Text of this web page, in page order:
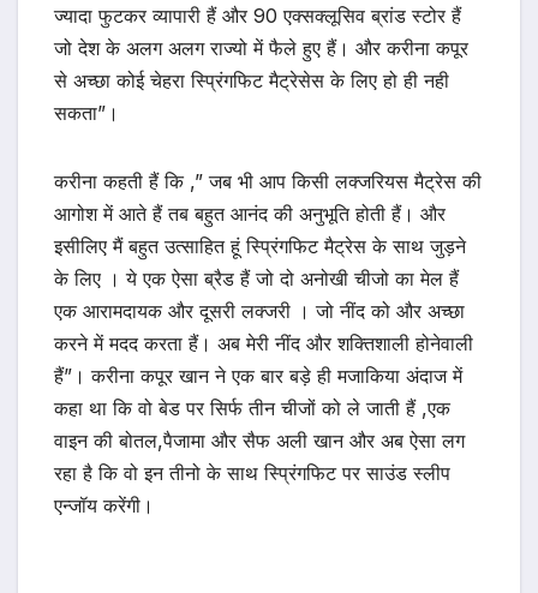
ज्यादा फुटकर व्यापारी हैं और 90 एक्सक्लूसिव ब्रांड स्टोर हैं
जो देश के अलग अलग राज्यो में फैले हुए हैं। और करीना कपूर
से अच्छा कोई चेहरा स्प्रिंगफिट मैट्रेसेस के लिए हो ही नही
सकता”।
करीना कहती हैं कि ,” जब भी आप किसी लक्जरियस मैट्रेस की
आगोश में आते हैं तब बहुत आनंद की अनुभूति होती हैं। और
इसीलिए मैं बहुत उत्साहित हूं स्प्रिंगफिट मैट्रेस के साथ जुड़ने
के लिए । ये एक ऐसा ब्रैड हैं जो दो अनोखी चीजो का मेल हैं
एक आरामदायक और दूसरी लक्जरी । जो नींद को और अच्छा
करने में मदद करता हैं। अब मेरी नींद और शक्तिशाली होनेवाली
हैं”। करीना कपूर खान ने एक बार बड़े ही मजाकिया अंदाज में
कहा था कि वो बेड पर सिर्फ तीन चीजों को ले जाती हैं ,एक
वाइन की बोतल,पैजामा और सैफ अली खान और अब ऐसा लग
रहा है कि वो इन तीनो के साथ स्प्रिंगफिट पर साउंड स्लीप
एन्जॉय करेंगी।